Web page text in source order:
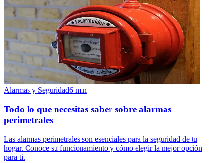
Alarmas y Seguridad6 min
Todo lo que necesitas saber sobre alarmas
perimetrales
Las alarmas perimetrales son esenciales para la seguridad de tu
hogar. Conoce su funcionamiento y cómo elegir la mejor opción
para ti.